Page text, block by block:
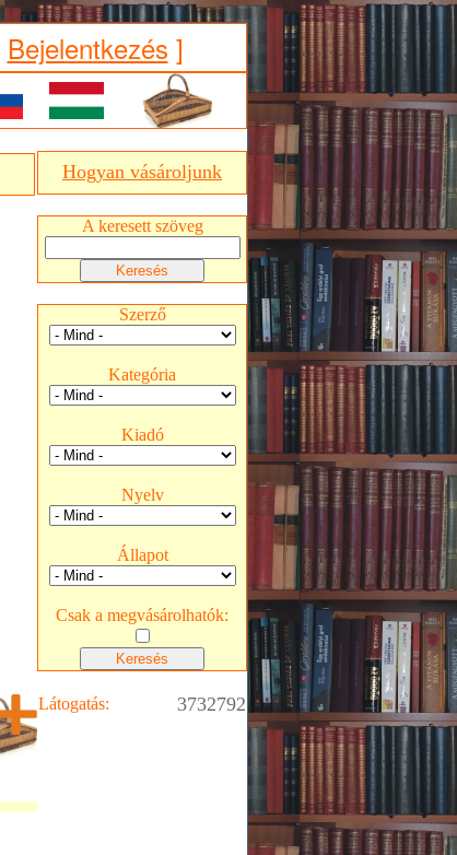
Bejelentkezés ]
Hogyan vásároljunk
A keresett szöveg
Szerző
Kategória
Kiadó
Nyelv
Állapot
Csak a megvásárolhatók:
Látogatás: 3732792